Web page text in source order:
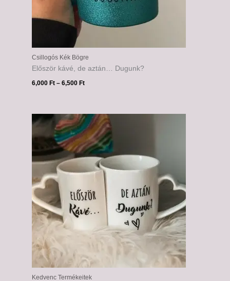
Csillogós Kék Bögre
Először kávé, de aztán… Dugunk?
6,000Ft – 6,500Ft
Kedvenc Termékeitek